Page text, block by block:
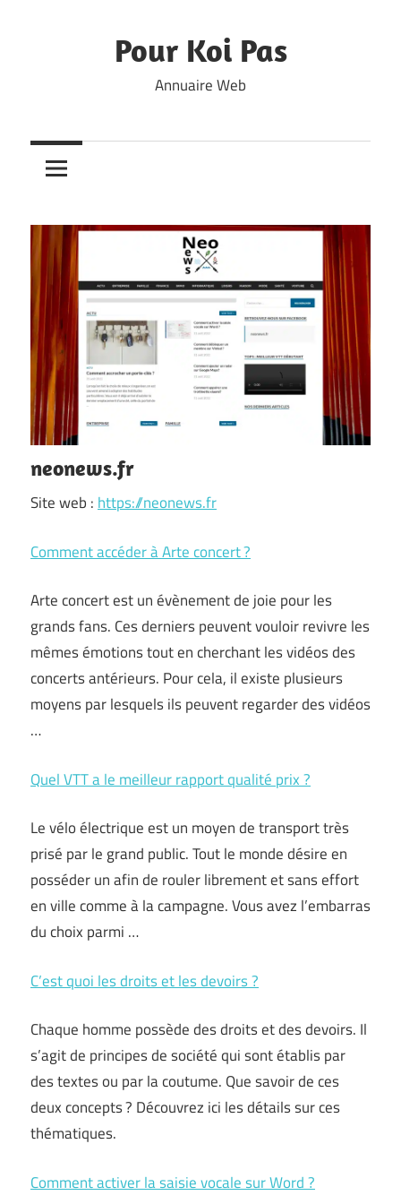
Pour Koi Pas
Annuaire Web
neonews.fr
Site web : https://neonews.fr
Comment accéder à Arte concert ?
Arte concert est un évènement de joie pour les
grands fans. Ces derniers peuvent vouloir revivre les
mêmes émotions tout en cherchant les vidéos des
concerts antérieurs. Pour cela, il existe plusieurs
moyens par lesquels ils peuvent regarder des vidéos
…
Quel VTT a le meilleur rapport qualité prix ?
Le vélo électrique est un moyen de transport très
prisé par le grand public. Tout le monde désire en
posséder un afin de rouler librement et sans effort
en ville comme à la campagne. Vous avez l’embarras
du choix parmi …
C’est quoi les droits et les devoirs ?
Chaque homme possède des droits et des devoirs. Il
s’agit de principes de société qui sont établis par
des textes ou par la coutume. Que savoir de ces
deux concepts ? Découvrez ici les détails sur ces
thématiques.
Comment activer la saisie vocale sur Word ?